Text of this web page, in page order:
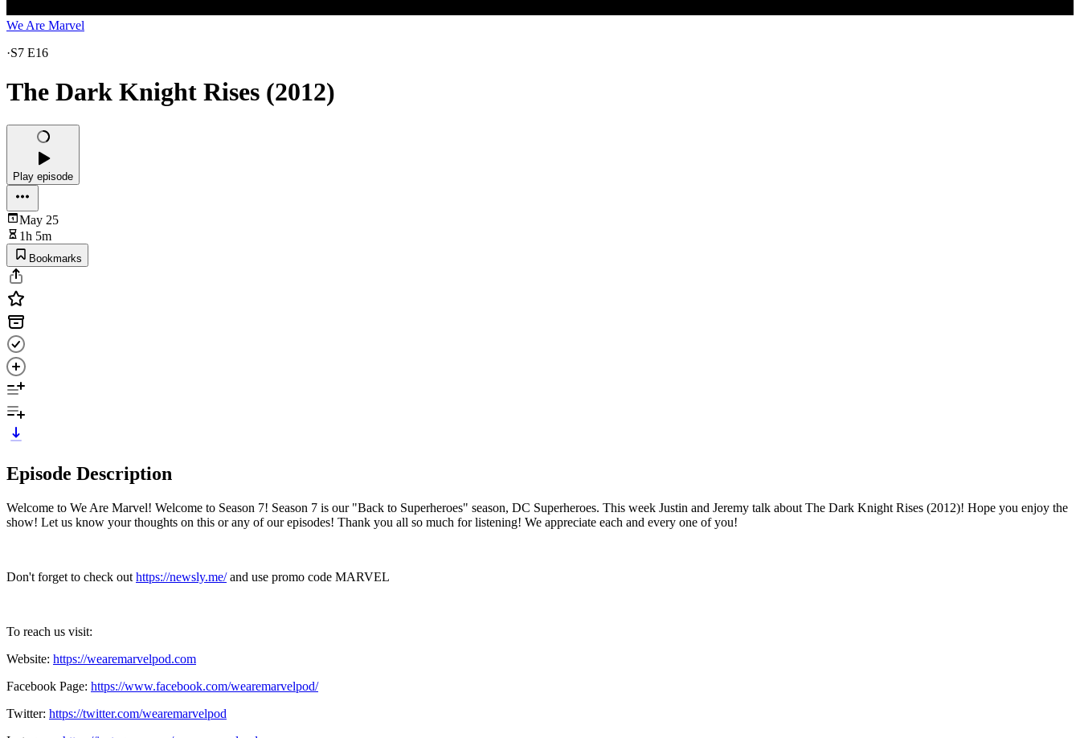
We Are Marvel
·S7 E16
The Dark Knight Rises (2012)
Play episode
May 25
1h 5m
Bookmarks
Episode Description
Welcome to We Are Marvel! Welcome to Season 7! Season 7 is our "Back to Superheroes" season, DC Superheroes. This week Justin and Jeremy talk about The Dark Knight Rises (2012)! Hope you enjoy the
show! Let us know your thoughts on this or any of our episodes! Thank you all so much for listening! We appreciate each and every one of you!
Don't forget to check out ⁠⁠⁠⁠⁠⁠⁠⁠⁠⁠⁠⁠⁠⁠⁠⁠⁠⁠⁠⁠⁠⁠⁠⁠⁠⁠⁠⁠⁠⁠⁠⁠⁠⁠⁠⁠⁠⁠⁠⁠⁠⁠⁠⁠⁠⁠⁠⁠⁠⁠⁠⁠⁠⁠⁠⁠⁠⁠⁠⁠⁠⁠⁠⁠⁠⁠⁠⁠⁠⁠⁠⁠⁠https://newsly.me/⁠⁠⁠⁠⁠⁠⁠⁠⁠⁠⁠⁠⁠⁠⁠⁠⁠⁠⁠⁠⁠⁠⁠⁠⁠⁠⁠⁠⁠⁠⁠⁠⁠⁠⁠⁠⁠⁠⁠⁠⁠⁠⁠⁠⁠⁠⁠⁠⁠⁠⁠⁠⁠⁠⁠⁠⁠⁠⁠⁠⁠⁠⁠⁠⁠⁠⁠⁠⁠⁠⁠⁠⁠and use promo code MARVEL
To reach us visit:
Website: ⁠⁠⁠⁠⁠⁠⁠⁠⁠⁠⁠⁠⁠⁠⁠⁠⁠⁠⁠⁠⁠⁠⁠⁠⁠⁠⁠⁠⁠⁠⁠⁠⁠⁠⁠⁠⁠⁠⁠⁠⁠⁠⁠⁠⁠⁠⁠⁠⁠⁠⁠⁠⁠⁠⁠⁠⁠⁠⁠⁠⁠⁠⁠⁠⁠⁠⁠⁠⁠⁠⁠⁠⁠https://wearemarvelpod.com⁠⁠⁠⁠⁠⁠⁠⁠⁠⁠⁠⁠⁠⁠⁠⁠⁠⁠⁠⁠⁠⁠⁠⁠⁠⁠⁠⁠⁠⁠⁠⁠⁠⁠⁠⁠⁠⁠⁠⁠⁠⁠⁠⁠⁠⁠⁠⁠⁠⁠⁠⁠⁠⁠⁠⁠⁠⁠⁠⁠⁠⁠⁠⁠⁠⁠⁠⁠⁠⁠⁠⁠⁠
Facebook Page: ⁠⁠⁠⁠⁠⁠⁠⁠⁠⁠⁠⁠⁠⁠⁠⁠⁠⁠⁠⁠⁠⁠⁠⁠⁠⁠⁠⁠⁠⁠⁠⁠⁠⁠⁠⁠⁠⁠⁠⁠⁠⁠⁠⁠⁠⁠⁠⁠⁠⁠⁠⁠⁠⁠⁠⁠⁠⁠⁠⁠⁠⁠⁠⁠⁠⁠⁠⁠⁠⁠⁠⁠⁠https://www.facebook.com/wearemarvelpod/⁠⁠⁠⁠⁠⁠⁠⁠⁠⁠⁠⁠⁠⁠⁠⁠⁠⁠⁠⁠⁠⁠⁠⁠⁠⁠⁠⁠⁠⁠⁠⁠⁠⁠⁠⁠⁠⁠⁠⁠⁠⁠⁠⁠⁠⁠⁠⁠⁠⁠⁠⁠⁠⁠⁠⁠⁠⁠⁠⁠⁠⁠⁠⁠⁠⁠⁠⁠⁠⁠⁠⁠⁠
Twitter: ⁠⁠⁠⁠⁠⁠⁠⁠⁠⁠⁠⁠⁠⁠⁠⁠⁠⁠⁠⁠⁠⁠⁠⁠⁠⁠⁠⁠⁠⁠⁠⁠⁠⁠⁠⁠⁠⁠⁠⁠⁠⁠⁠⁠⁠⁠⁠⁠⁠⁠⁠⁠⁠⁠⁠⁠⁠⁠⁠⁠⁠⁠⁠⁠⁠⁠⁠⁠⁠⁠⁠⁠⁠https://twitter.com/wearemarvelpod⁠⁠⁠⁠⁠⁠⁠⁠⁠⁠⁠⁠⁠⁠⁠⁠⁠⁠⁠⁠⁠⁠⁠⁠⁠⁠⁠⁠⁠⁠⁠⁠⁠⁠⁠⁠⁠⁠⁠⁠⁠⁠⁠⁠⁠⁠⁠⁠⁠⁠⁠⁠⁠⁠⁠⁠⁠⁠⁠⁠⁠⁠⁠⁠⁠⁠⁠⁠⁠⁠⁠⁠⁠